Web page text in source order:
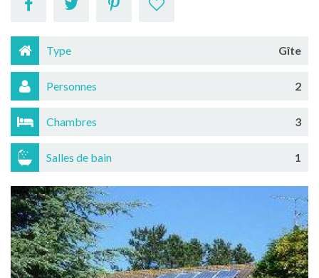
Type Gîte
Personnes 2
Chambres 3
Salles de bain 1